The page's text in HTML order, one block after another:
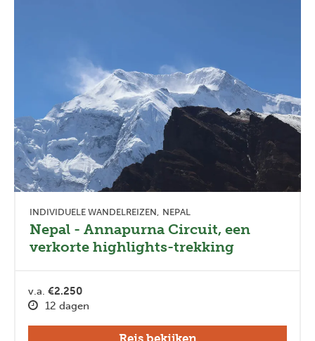
INDIVIDUELE WANDELREIZEN NEPAL
Nepal - Annapurna Circuit, een
verkorte highlights-trekking
v.a. €2.250
12 dagen